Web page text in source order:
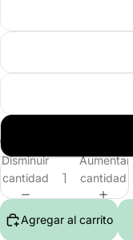
Disminuir
cantidad
Aumentar
cantidad
Agregar al carrito